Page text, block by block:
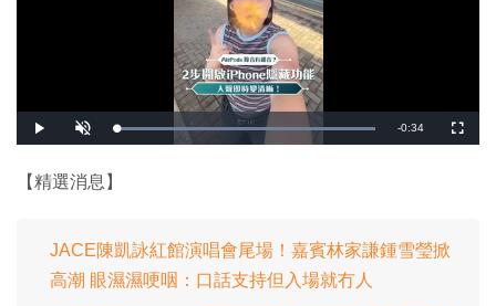
播
放
開
啟
載
入
0
%
剩
-0:34
全
螢
【精選消息】
JACE陳凱詠紅館演唱會尾場！嘉賓林家謙鍾雪瑩掀
高潮 眼濕濕哽咽：口話支持但入場就冇人